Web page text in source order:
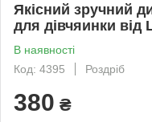
Якісний зручний
для дівчяинки від
В наявності
Код: 4395
Роздріб
380 ₴